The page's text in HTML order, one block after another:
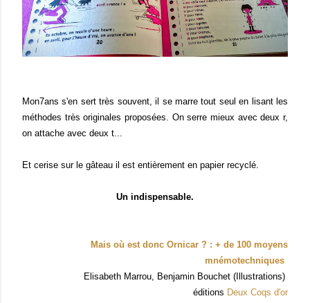
Mon7ans s'en sert très souvent, il se marre tout seul en lisant les
méthodes très originales proposées. On serre mieux avec deux r,
on attache avec deux t...
Et cerise sur le gâteau il est entièrement en papier recyclé.
Un indispensable.
Mais où est donc Ornicar ? : + de 100 moyens
mnémotechniques
Elisabeth Marrou Benjamin Bouchet (Illustrations)
éditions Deux Coqs d'or